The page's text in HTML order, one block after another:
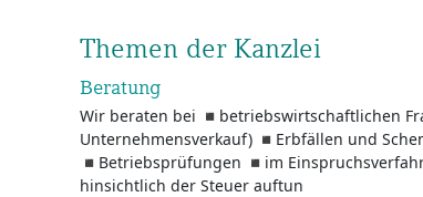
Themen der Kanzlei
Beratung
Wir beraten bei ◾betriebswirtschaftlichen
Unternehmensverkauf) ◾Erbfällen und
◾Betriebsprüfungen ◾im
hinsichtlich der Steuer auftun